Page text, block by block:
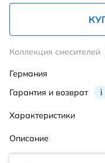
Гарантия и возврат i
Коллекция смесителей
Германия
Характеристики
Описание